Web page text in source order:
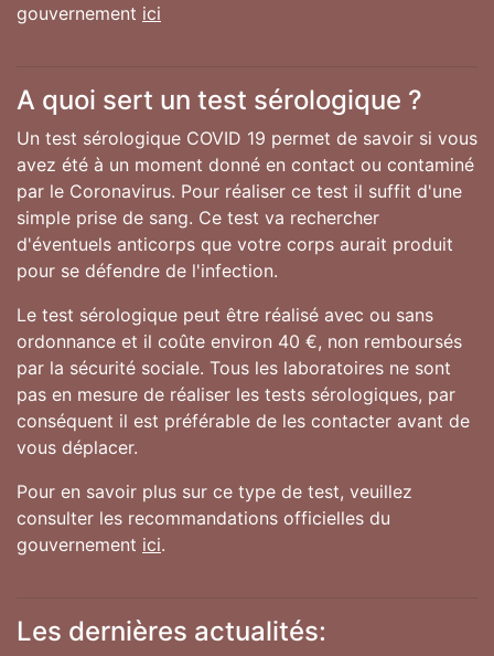
gouvernement ici
A quoi sert un test sérologique ?
Un test sérologique COVID 19 permet de savoir si vous
avez été à un moment donné en contact ou contaminé
par le Coronavirus. Pour réaliser ce test il suffit d'une
simple prise de sang. Ce test va rechercher
d'éventuels anticorps que votre corps aurait produit
pour se défendre de l'infection.
Le test sérologique peut être réalisé avec ou sans
ordonnance et il coûte environ 40 €, non remboursés
par la sécurité sociale. Tous les laboratoires ne sont
pas en mesure de réaliser les tests sérologiques, par
conséquent il est préférable de les contacter avant de
vous déplacer.
Pour en savoir plus sur ce type de test, veuillez
consulter les recommandations officielles du
gouvernement ici.
Les dernières actualités: